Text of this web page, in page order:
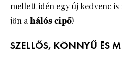
mellett idén egy új kedvenc
jön a hálós cipő!
SZELLŐS, KÖNNYŰ ÉS